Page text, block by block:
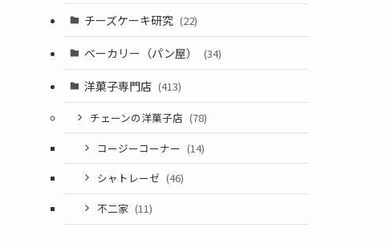
チーズケーキ研究 (22)
ベーカリー（パン屋） (34)
洋菓子専門店 (413)
チェーンの洋菓子店 (78)
コージーコーナー (14)
シャトレーゼ (46)
不二家 (11)